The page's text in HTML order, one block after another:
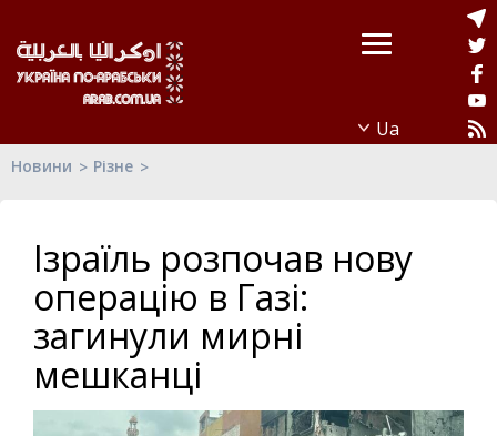
Новини Різне
Ізраїль розпочав нову
операцію в Газі:
загинули мирні
мешканці